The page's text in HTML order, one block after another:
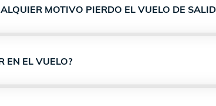
MOTIVO PIERDO EL VUELO DE
EN EL VUELO?